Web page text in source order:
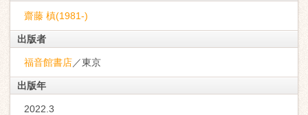
齋藤 槙(1981-)
出版者
福音館書店／東京
出版年
2022.3